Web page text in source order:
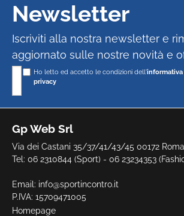
Gp Web Srl
Via dei Castani 35/37/41/43/45 00172
Tel: 06 2310844 (Sport) - 06 23234353
Email: info@sportincontro.it
P.IVA: 15709471005
Homepage
Newsletter
Iscriviti alla nostra newsletter e
aggiornato sulle nostre novità e
Ho letto ed accetto le condizioni dell'informativa
privacy